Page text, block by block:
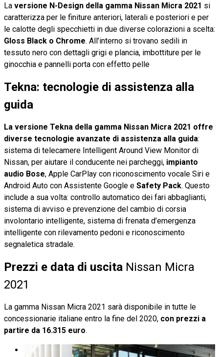
La versione N-Design della gamma Nissan Micra 2021 si
caratterizza per le finiture anteriori, laterali e posteriori e per
le calotte degli specchietti in due diverse colorazioni a scelta:
Gloss Black o Chrome. All’interno si trovano sedili in
tessuto nero con dettagli grigi e plancia, imbottiture per le
ginocchia e pannelli porta con effetto pelle
Tekna: tecnologie di assistenza alla
guida
La versione Tekna della gamma Nissan Micra 2021 offre
diverse tecnologie avanzate di assistenza alla guida:
sistema di telecamere Intelligent Around View Monitor di
Nissan, per aiutare il conducente nei parcheggi, impianto
audio Bose, Apple CarPlay con riconoscimento vocale Siri e
Android Auto con Assistente Google e Safety Pack. Questo
include a sua volta: controllo automatico dei fari abbaglianti,
sistema di avviso e prevenzione del cambio di corsia
involontario intelligente, sistema di frenata d’emergenza
intelligente con rilevamento pedoni e riconoscimento
segnaletica stradale.
Prezzi e data di uscita Nissan Micra
2021
La gamma Nissan Micra 2021 sarà disponibile in tutte le
concessionarie italiane entro la fine del 2020, con prezzi a
partire da 16.315 euro.